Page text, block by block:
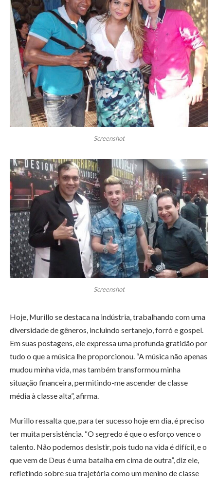
Screenshot
Screenshot
Hoje, Murillo se destaca na indústria, trabalhando com uma
diversidade de gêneros, incluindo sertanejo, forró e gospel.
Em suas postagens, ele expressa uma profunda gratidão por
tudo o que a música lhe proporcionou. “A música não apenas
mudou minha vida, mas também transformou minha
situação financeira, permitindo-me ascender de classe
média à classe alta”, afirma.
Murillo ressalta que, para ter sucesso hoje em dia, é preciso
ter muita persistência. “O segredo é que o esforço vence o
talento. Não podemos desistir, pois tudo na vida é difícil, e o
que vem de Deus é uma batalha em cima de outra”, diz ele,
refletindo sobre sua trajetória como um menino de classe